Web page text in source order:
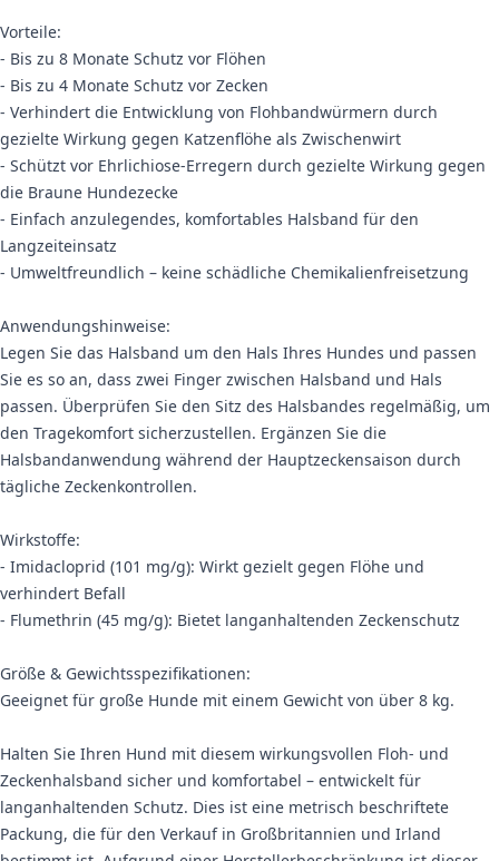
Vorteile:
- Bis zu 8 Monate Schutz vor Flöhen
- Bis zu 4 Monate Schutz vor Zecken
- Verhindert die Entwicklung von Flohbandwürmern durch
gezielte Wirkung gegen Katzenflöhe als Zwischenwirt
- Schützt vor Ehrlichiose-Erregern durch gezielte Wirkung gegen
die Braune Hundezecke
- Einfach anzulegendes, komfortables Halsband für den
Langzeiteinsatz
- Umweltfreundlich – keine schädliche Chemikalienfreisetzung
Anwendungshinweise:
Legen Sie das Halsband um den Hals Ihres Hundes und passen
Sie es so an, dass zwei Finger zwischen Halsband und Hals
passen. Überprüfen Sie den Sitz des Halsbandes regelmäßig, um
den Tragekomfort sicherzustellen. Ergänzen Sie die
Halsbandanwendung während der Hauptzeckensaison durch
tägliche Zeckenkontrollen.
Wirkstoffe:
- Imidacloprid (101 mg/g): Wirkt gezielt gegen Flöhe und
verhindert Befall
- Flumethrin (45 mg/g): Bietet langanhaltenden Zeckenschutz
Größe & Gewichtsspezifikationen:
Geeignet für große Hunde mit einem Gewicht von über 8 kg.
Halten Sie Ihren Hund mit diesem wirkungsvollen Floh- und
Zeckenhalsband sicher und komfortabel – entwickelt für
langanhaltenden Schutz. Dies ist eine metrisch beschriftete
Packung, die für den Verkauf in Großbritannien und Irland